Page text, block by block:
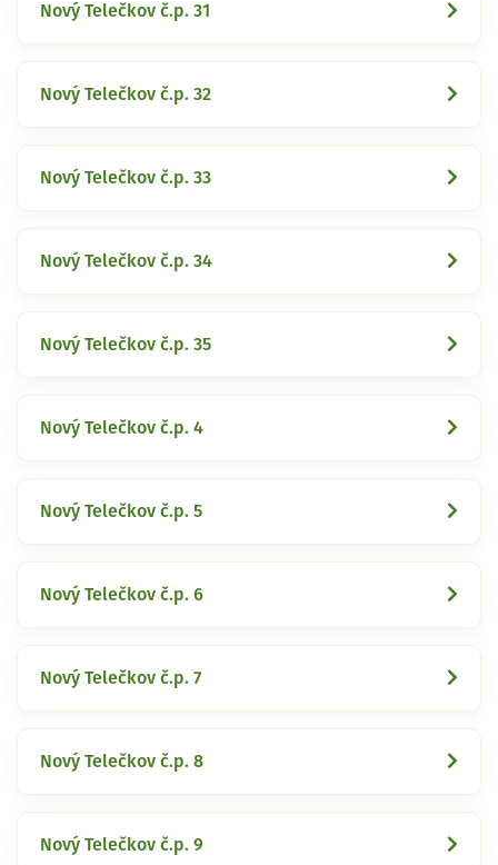
Nový Telečkov č.p. 31
Nový Telečkov č.p. 32
Nový Telečkov č.p. 33
Nový Telečkov č.p. 34
Nový Telečkov č.p. 35
Nový Telečkov č.p. 4
Nový Telečkov č.p. 5
Nový Telečkov č.p. 6
Nový Telečkov č.p. 7
Nový Telečkov č.p. 8
Nový Telečkov č.p. 9